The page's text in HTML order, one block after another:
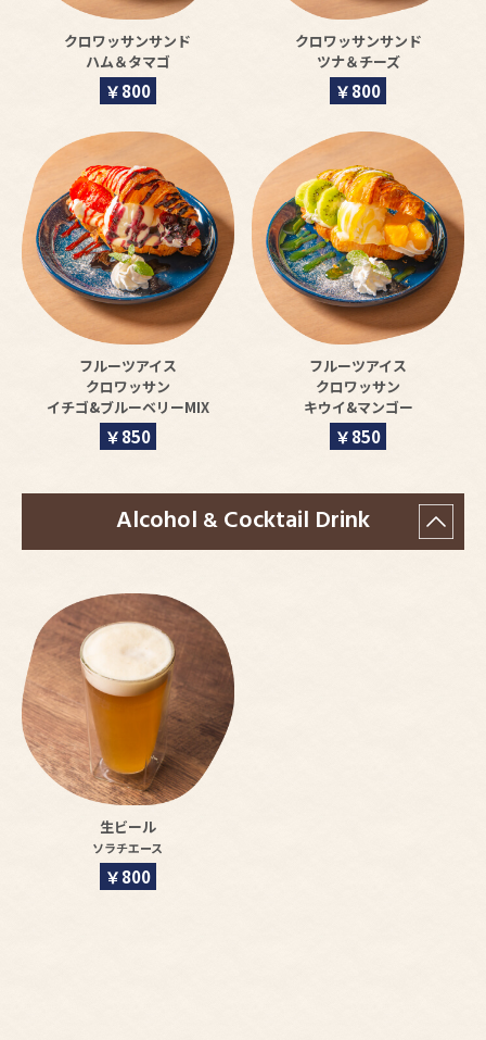
クロワッサンサンド
ハム＆タマゴ
￥800
クロワッサンサンド
ツナ＆チーズ
￥800
フルーツアイス
クロワッサン
イチゴ&ブルーベリーMIX
￥850
フルーツアイス
クロワッサン
キウイ&マンゴー
￥850
Alcohol & Cocktail Drink
生ビール
ソラチエース
￥800